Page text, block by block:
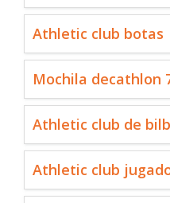
Athletic club botas
Mochila decathlon
Athletic club de
Athletic club